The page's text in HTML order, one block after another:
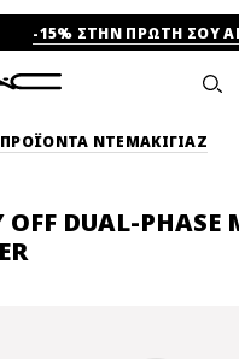
-15% ΣΤΗΝ ΠΡΩΤΗ ΣΟΥ
ΠΡΟΪΟΝΤΑ ΝΤΕΜΑΚΙΓΙΑΖ
OFF DUAL-PHASE